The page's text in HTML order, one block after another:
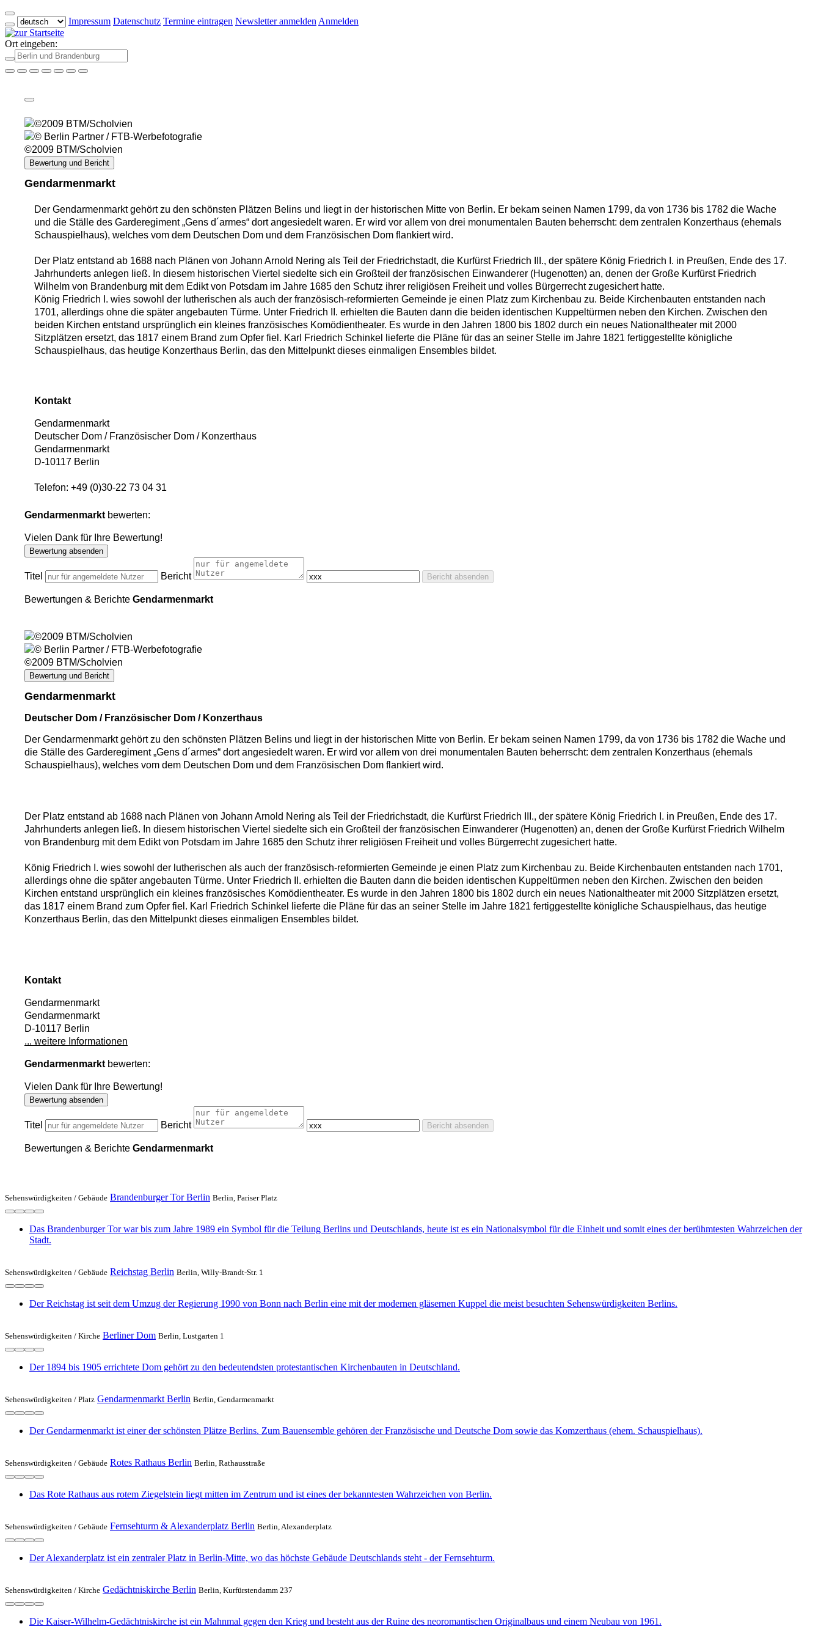
Impressum Datenschutz Termine eintragen Newsletter anmelden Anmelden
Ort eingeben:
©2009 BTM/Scholvien
Bewertung und Bericht
Gendarmenmarkt
Der Gendarmenmarkt gehört zu den schönsten Plätzen Belins und liegt in der historischen Mitte von Berlin. Er bekam seinen Namen 1799, da von 1736 bis 1782 die Wache
und die Ställe des Garderegiment „Gens d´armes“ dort angesiedelt waren. Er wird vor allem von drei monumentalen Bauten beherrscht: dem zentralen Konzerthaus (ehemals
Schauspielhaus), welches vom dem Deutschen Dom und dem Französischen Dom flankiert wird.
Der Platz entstand ab 1688 nach Plänen von Johann Arnold Nering als Teil der Friedrichstadt, die Kurfürst Friedrich III., der spätere König Friedrich I. in Preußen, Ende des 17.
Jahrhunderts anlegen ließ. In diesem historischen Viertel siedelte sich ein Großteil der französischen Einwanderer (Hugenotten) an, denen der Große Kurfürst Friedrich
Wilhelm von Brandenburg mit dem Edikt von Potsdam im Jahre 1685 den Schutz ihrer religiösen Freiheit und volles Bürgerrecht zugesichert hatte.
König Friedrich I. wies sowohl der lutherischen als auch der französisch-reformierten Gemeinde je einen Platz zum Kirchenbau zu. Beide Kirchenbauten entstanden nach
1701, allerdings ohne die später angebauten Türme. Unter Friedrich II. erhielten die Bauten dann die beiden identischen Kuppeltürmen neben den Kirchen. Zwischen den
beiden Kirchen entstand ursprünglich ein kleines französisches Komödientheater. Es wurde in den Jahren 1800 bis 1802 durch ein neues Nationaltheater mit 2000
Sitzplätzen ersetzt, das 1817 einem Brand zum Opfer fiel. Karl Friedrich Schinkel lieferte die Pläne für das an seiner Stelle im Jahre 1821 fertiggestellte königliche
Schauspielhaus, das heutige Konzerthaus Berlin, das den Mittelpunkt dieses einmaligen Ensembles bildet.
Kontakt
Gendarmenmarkt
Deutscher Dom / Französischer Dom / Konzerthaus
Gendarmenmarkt
D-10117 Berlin
Telefon: +49 (0)30-22 73 04 31
Gendarmenmarkt bewerten:
Vielen Dank für Ihre Bewertung!
Bewertung absenden
Titel Bericht Bericht absenden
Bewertungen & Berichte Gendarmenmarkt
©2009 BTM/Scholvien
Bewertung und Bericht
Gendarmenmarkt
Deutscher Dom / Französischer Dom / Konzerthaus
Der Gendarmenmarkt gehört zu den schönsten Plätzen Belins und liegt in der historischen Mitte von Berlin. Er bekam seinen Namen 1799, da von 1736 bis 1782 die Wache und
die Ställe des Garderegiment „Gens d´armes“ dort angesiedelt waren. Er wird vor allem von drei monumentalen Bauten beherrscht: dem zentralen Konzerthaus (ehemals
Schauspielhaus), welches vom dem Deutschen Dom und dem Französischen Dom flankiert wird.
Der Platz entstand ab 1688 nach Plänen von Johann Arnold Nering als Teil der Friedrichstadt, die Kurfürst Friedrich III., der spätere König Friedrich I. in Preußen, Ende des 17.
Jahrhunderts anlegen ließ. In diesem historischen Viertel siedelte sich ein Großteil der französischen Einwanderer (Hugenotten) an, denen der Große Kurfürst Friedrich Wilhelm
von Brandenburg mit dem Edikt von Potsdam im Jahre 1685 den Schutz ihrer religiösen Freiheit und volles Bürgerrecht zugesichert hatte.
König Friedrich I. wies sowohl der lutherischen als auch der französisch-reformierten Gemeinde je einen Platz zum Kirchenbau zu. Beide Kirchenbauten entstanden nach 1701,
allerdings ohne die später angebauten Türme. Unter Friedrich II. erhielten die Bauten dann die beiden identischen Kuppeltürmen neben den Kirchen. Zwischen den beiden
Kirchen entstand ursprünglich ein kleines französisches Komödientheater. Es wurde in den Jahren 1800 bis 1802 durch ein neues Nationaltheater mit 2000 Sitzplätzen ersetzt,
das 1817 einem Brand zum Opfer fiel. Karl Friedrich Schinkel lieferte die Pläne für das an seiner Stelle im Jahre 1821 fertiggestellte königliche Schauspielhaus, das heutige
Konzerthaus Berlin, das den Mittelpunkt dieses einmaligen Ensembles bildet.
Kontakt
Gendarmenmarkt
Gendarmenmarkt
D-10117 Berlin
... weitere Informationen
Gendarmenmarkt bewerten:
Vielen Dank für Ihre Bewertung!
Bewertung absenden
Titel Bericht Bericht absenden
Bewertungen & Berichte Gendarmenmarkt
Sehenswürdigkeiten / Gebäude Brandenburger Tor Berlin Berlin, Pariser Platz
Das Brandenburger Tor war bis zum Jahre 1989 ein Symbol für die Teilung Berlins und Deutschlands, heute ist es ein Nationalsymbol für die Einheit und somit eines der berühmtesten Wahrzeichen der
Stadt.
Sehenswürdigkeiten / Gebäude Reichstag Berlin Berlin, Willy-Brandt-Str. 1
Der Reichstag ist seit dem Umzug der Regierung 1990 von Bonn nach Berlin eine mit der modernen gläsernen Kuppel die meist besuchten Sehenswürdigkeiten Berlins.
Sehenswürdigkeiten / Kirche Berliner Dom Berlin, Lustgarten 1
Der 1894 bis 1905 errichtete Dom gehört zu den bedeutendsten protestantischen Kirchenbauten in Deutschland.
Sehenswürdigkeiten / Platz Gendarmenmarkt Berlin Berlin, Gendarmenmarkt
Der Gendarmenmarkt ist einer der schönsten Plätze Berlins. Zum Bauensemble gehören der Französische und Deutsche Dom sowie das Komzerthaus (ehem. Schauspielhaus).
Sehenswürdigkeiten / Gebäude Rotes Rathaus Berlin Berlin, Rathausstraße
Das Rote Rathaus aus rotem Ziegelstein liegt mitten im Zentrum und ist eines der bekanntesten Wahrzeichen von Berlin.
Sehenswürdigkeiten / Gebäude Fernsehturm & Alexanderplatz Berlin Berlin, Alexanderplatz
Der Alexanderplatz ist ein zentraler Platz in Berlin-Mitte, wo das höchste Gebäude Deutschlands steht - der Fernsehturm.
Sehenswürdigkeiten / Kirche Gedächtniskirche Berlin Berlin, Kurfürstendamm 237
Die Kaiser-Wilhelm-Gedächtniskirche ist ein Mahnmal gegen den Krieg und besteht aus der Ruine des neoromantischen Originalbaus und einem Neubau von 1961.